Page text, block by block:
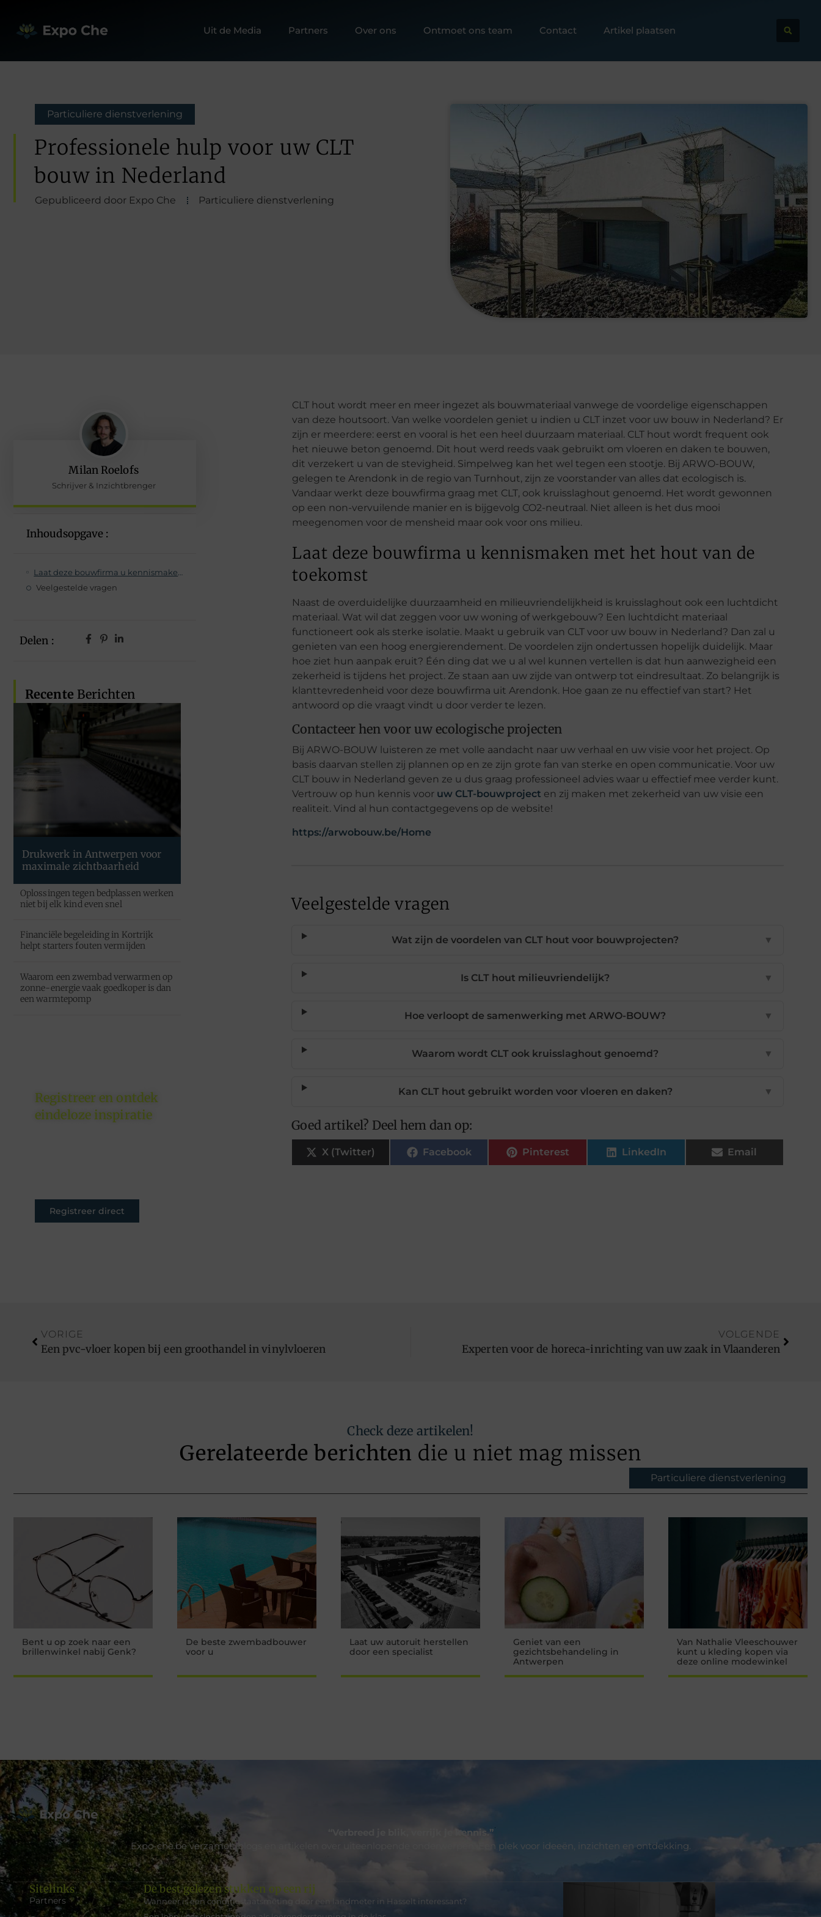
Uit de Media Partners Over ons Ontmoet ons team Contact Artikel plaatsen
Particuliere dienstverlening
Professionele hulp voor uw CLT
bouw in Nederland
Gepubliceerd door Expo Che Particuliere dienstverlening
Milan Roelofs
Schrijver & Inzichtbrenger
Inhoudsopgave :
Veelgestelde vragen
Delen :
Recente Berichten
Drukwerk in Antwerpen voor
maximale zichtbaarheid
Oplossingen tegen bedplassen werken
niet bij elk kind even snel
Financiële begeleiding in Kortrijk
helpt starters fouten vermijden
Waarom een zwembad verwarmen op
zonne-energie vaak goedkoper is dan
een warmtepomp
Registreer en ontdek
eindeloze inspiratie
Registreer direct
CLT hout wordt meer en meer ingezet als bouwmateriaal vanwege de voordelige eigenschappen
van deze houtsoort. Van welke voordelen geniet u indien u CLT inzet voor uw bouw in Nederland? Er
zijn er meerdere: eerst en vooral is het een heel duurzaam materiaal. CLT hout wordt frequent ook
het nieuwe beton genoemd. Dit hout werd reeds vaak gebruikt om vloeren en daken te bouwen,
dit verzekert u van de stevigheid. Simpelweg kan het wel tegen een stootje. Bij ARWO-BOUW,
gelegen te Arendonk in de regio van Turnhout, zijn ze voorstander van alles dat ecologisch is.
Vandaar werkt deze bouwfirma graag met CLT, ook kruisslaghout genoemd. Het wordt gewonnen
op een non-vervuilende manier en is bijgevolg CO2-neutraal. Niet alleen is het dus mooi
meegenomen voor de mensheid maar ook voor ons milieu.
Laat deze bouwfirma u kennismaken met het hout van de
toekomst
Naast de overduidelijke duurzaamheid en milieuvriendelijkheid is kruisslaghout ook een luchtdicht
materiaal. Wat wil dat zeggen voor uw woning of werkgebouw? Een luchtdicht materiaal
functioneert ook als sterke isolatie. Maakt u gebruik van CLT voor uw bouw in Nederland? Dan zal u
genieten van een hoog energierendement. De voordelen zijn ondertussen hopelijk duidelijk. Maar
hoe ziet hun aanpak eruit? Één ding dat we u al wel kunnen vertellen is dat hun aanwezigheid een
zekerheid is tijdens het project. Ze staan aan uw zijde van ontwerp tot eindresultaat. Zo belangrijk is
klanttevredenheid voor deze bouwfirma uit Arendonk. Hoe gaan ze nu effectief van start? Het
antwoord op die vraagt vindt u door verder te lezen.
Contacteer hen voor uw ecologische projecten
Bij ARWO-BOUW luisteren ze met volle aandacht naar uw verhaal en uw visie voor het project. Op
basis daarvan stellen zij plannen op en ze zijn grote fan van sterke en open communicatie. Voor uw
CLT bouw in Nederland geven ze u dus graag professioneel advies waar u effectief mee verder kunt.
Vertrouw op hun kennis voor uw CLT-bouwproject en zij maken met zekerheid van uw visie een
realiteit. Vind al hun contactgegevens op de website!
https://arwobouw.be/Home
Veelgestelde vragen
Wat zijn de voordelen van CLT hout voor bouwprojecten? ▼
Is CLT hout milieuvriendelijk? ▼
Hoe verloopt de samenwerking met ARWO-BOUW? ▼
Waarom wordt CLT ook kruisslaghout genoemd? ▼
Kan CLT hout gebruikt worden voor vloeren en daken? ▼
Goed artikel? Deel hem dan op:
X (Twitter) Facebook Pinterest LinkedIn Email
VORIGE
Een pvc-vloer kopen bij een groothandel in vinylvloeren
VOLGENDE
Experten voor de horeca-inrichting van uw zaak in Vlaanderen
Check deze artikelen!
Gerelateerde berichten die u niet mag missen
Particuliere dienstverlening
Bent u op zoek naar een
brillenwinkel nabij Genk?
De beste zwembadbouwer
voor u
Laat uw autoruit herstellen
door een specialist
Geniet van een
gezichtsbehandeling in
Antwerpen
Van Nathalie Vleeschouwer
kunt u kleding kopen via
deze online modewinkel
“Verbreed je blik, verrijk je kennis.”
Expo-che.be verzamelt blogs en artikelen over uiteenlopende onderwerpen. Een plek voor ideeën, inzichten en ontdekking.
Sitelinks
Partners
De best gelezen stukken op een rij
Wanneer is een conditiestaatsmeting door een landmeter in Hasselt interessant?